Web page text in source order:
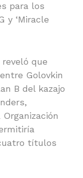
para los
y ‘Miracle
que
Golovkin
B del kazajo
títulos